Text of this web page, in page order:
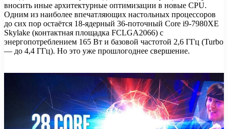
вносить иные архитектурные оптимизации в новые CPU.
Одним из наиболее впечатляющих настольных процессоров
до сих пор остаётся 18-ядерный 36-поточный Core i9-7980XE
Skylake (контактная площадка FCLGA2066) с
энергопотреблением 165 Вт и базовой частотой 2,6 ГГц (Turbo
— до 4,4 ГГц). Но это уже прошлогоднее свершение.